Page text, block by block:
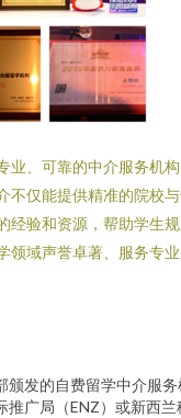
业、可靠的中介服务机
不仅能提供精准的院校
经验和资源，帮助学生
领域声誉卓著、服务专
颁发的自费留学中介服
推广局（ENZ）或新西兰